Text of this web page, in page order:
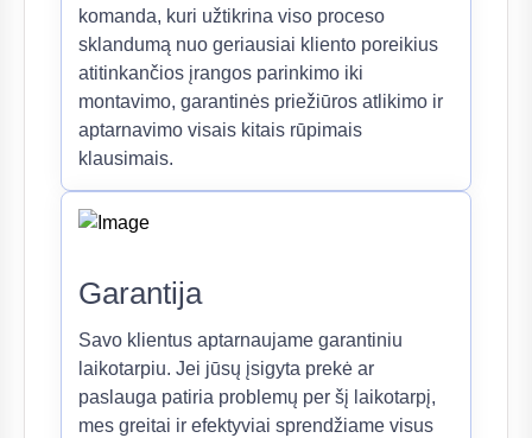
komanda, kuri užtikrina viso proceso
sklandumą nuo geriausiai kliento poreikius
atitinkančios įrangos parinkimo iki
montavimo, garantinės priežiūros atlikimo ir
aptarnavimo visais kitais rūpimais
klausimais.
Garantija
Savo klientus aptarnaujame garantiniu
laikotarpiu. Jei jūsų įsigyta prekė ar
paslauga patiria problemų per šį laikotarpį,
mes greitai ir efektyviai sprendžiame visus